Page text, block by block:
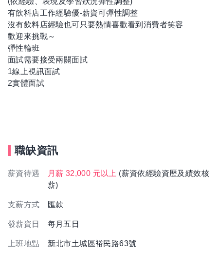
有飲料店工作經驗優-薪資可彈性調整
沒有飲料店經驗也可只要熱情喜歡看到消費者笑容
歡迎來挑戰～
彈性輪班
面試需要接受兩關面試
1線上視訊面試
2實體面試
職缺資訊
薪資待遇 月薪 32,000 元以上 (薪資依經驗資歷及績效核
薪)
支薪方式 匯款
發薪資日 每月五日
上班地點 新北市土城區裕民路63號